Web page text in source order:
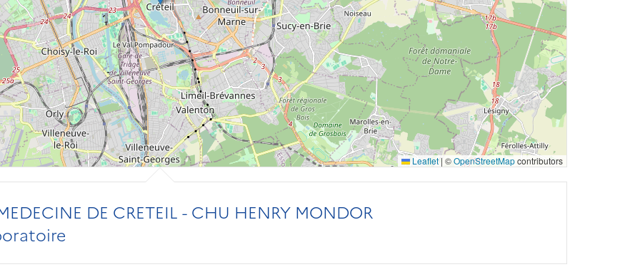
Leaflet | ©OpenStreetMapcontributors
DE CRETEIL - CHU HENRY MONDOR